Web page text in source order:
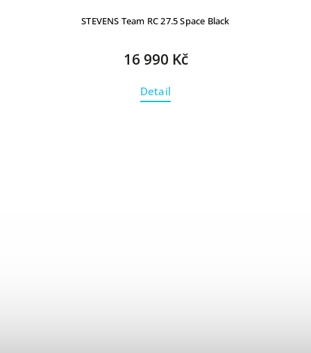
STEVENS Team RC 27.5 Space Black
16 990 Kč
Detail